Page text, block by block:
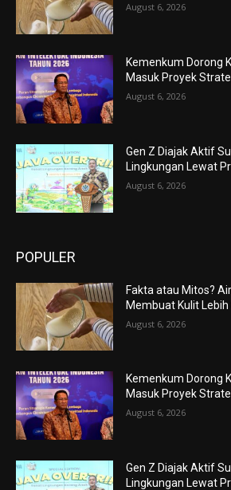
August 6, 2026
Kemenkum Dorong
Masuk Proyek
August 6, 2026
Gen Z Diajak Aktif
Lingkungan Lewat
August 6, 2026
POPULER
Fakta atau Mitos?
Membuat Kulit Lebih
August 6, 2026
Kemenkum Dorong
Masuk Proyek
August 6, 2026
Gen Z Diajak Aktif
Lingkungan Lewat